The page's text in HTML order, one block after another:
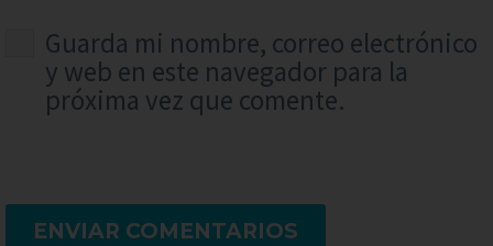
Guarda mi nombre, correo electrónico
y web en este navegador para la
próxima vez que comente.
ENVIAR COMENTARIOS